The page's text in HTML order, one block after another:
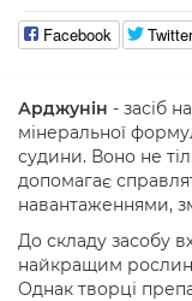
Facebook Twitter
Арджунін - засіб
мінеральної
судини. Воно не
допомагає
навантаженнями,
До складу засобу
найкращим
Однак творці